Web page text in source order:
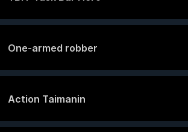
One-armed robber
Action Taimanin